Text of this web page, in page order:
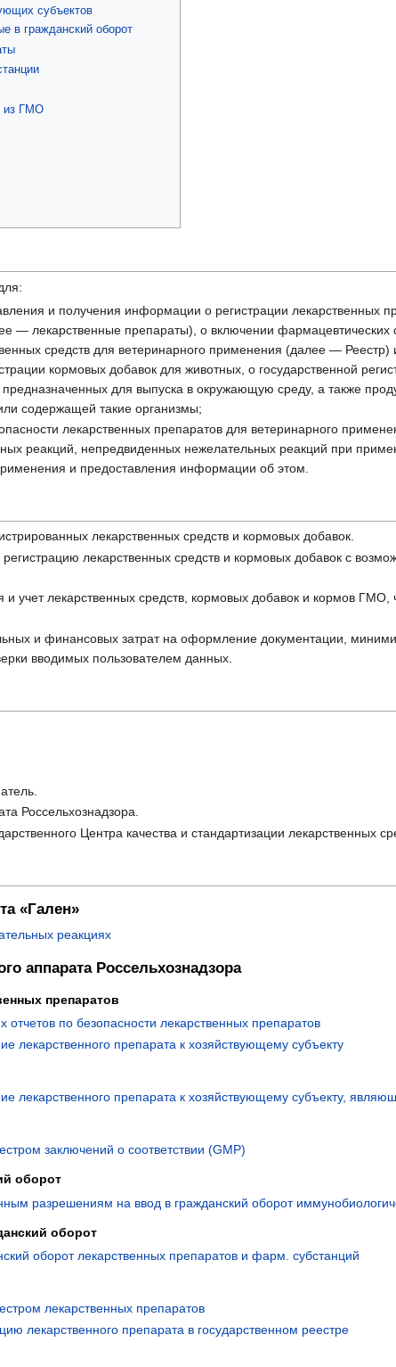
субъектов
в гражданский оборот
из ГМО
и получения информации о регистрации лекарственных
— лекарственные препараты), о включении фармацевтических
средств для ветеринарного применения (далее — Реестр)
кормовых добавок для животных, о государственной
для выпуска в окружающую среду, а также
содержащей такие организмы;
лекарственных препаратов для ветеринарного
реакций, непредвиденных нежелательных реакций при
и предоставления информации об этом.
лекарственных средств и кормовых добавок.
лекарственных средств и кормовых добавок с
и учет лекарственных средств, кормовых добавок и кормов
и финансовых затрат на оформление документации,
вводимых пользователем данных.
Россельхознадзора.
Центра качества и стандартизации
«Гален»
реакциях
аппарата Россельхознадзора
препаратов
отчетов по безопасности лекарственных препаратов
лекарственного препарата к хозяйствующему субъекту
лекарственного препарата к хозяйствующему субъекту,
заключений о соответствии (GMP)
оборот
разрешениям на ввод в гражданский оборот
оборот
оборот лекарственных препаратов и фарм. субстанций
лекарственных препаратов
лекарственного препарата в государственном реестре